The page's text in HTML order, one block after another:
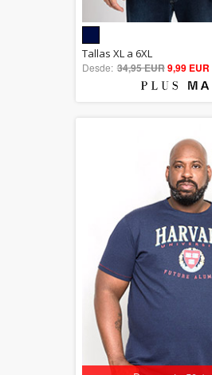
5.00
out of 5
Tallas XL a 6XL
Desde: 34,95 EUR9,99 EUR